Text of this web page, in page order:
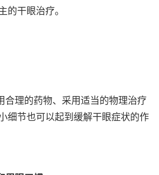
的干眼治疗。
合理的药物、采用适当的物理治疗
细节也可以起到缓解干眼症状的作